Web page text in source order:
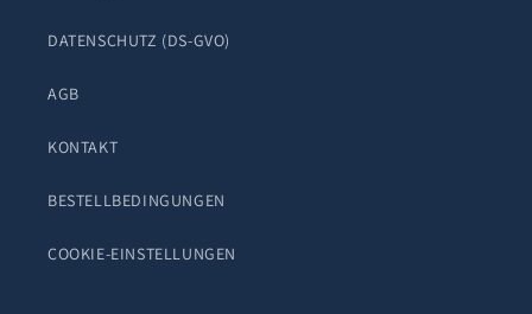
DATENSCHUTZ (DS-GVO)
AGB
KONTAKT
BESTELLBEDINGUNGEN
COOKIE-EINSTELLUNGEN